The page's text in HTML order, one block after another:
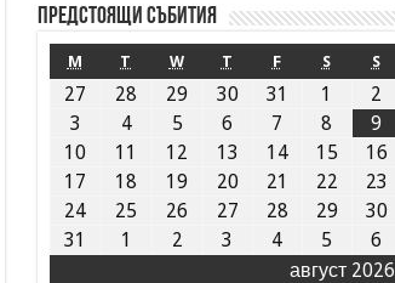
Предстоящи събития
август 2026
M T W T F S S
27 28 29 30 31 1
2
3
4 5 6 7 8
9
10
11 12 13 14 15
16
17
18 19 20 21 22
23
24
25 26 27 28 29
30
31
1 2 3 4 5 6